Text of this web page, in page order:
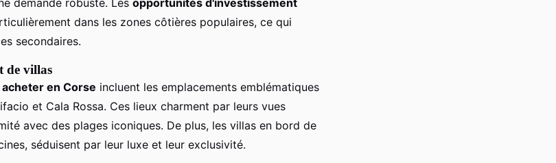
dans les zones côtières populaires, ce qui
secondaires.
de villas
en Corse incluent les emplacements emblématiques
et Cala Rossa. Ces lieux charment par leurs vues
avec des plages iconiques. De plus, les villas en bord de
séduisent par leur luxe et leur exclusivité.